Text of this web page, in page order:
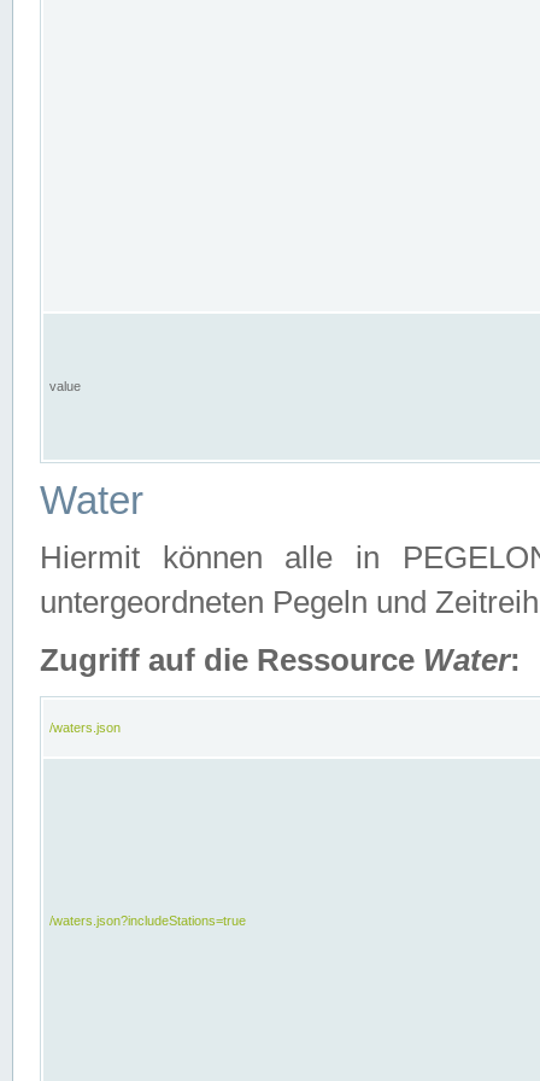
value
Water
Hiermit können alle in
untergeordneten Pegeln und
Zugriff auf die Ressource Water:
/waters.json
/waters.json?includeStations=true